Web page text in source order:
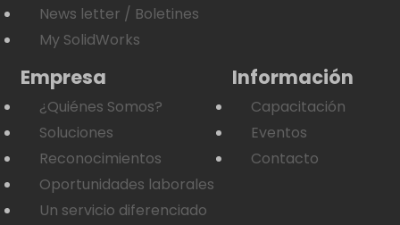
News letter / Boletines
My SolidWorks
Empresa
¿Quiénes Somos?
Soluciones
Reconocimientos
Oportunidades laborales
Un servicio diferenciado
Información
Capacitación
Eventos
Contacto